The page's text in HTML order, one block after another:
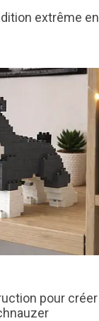
extrême en
pour créer